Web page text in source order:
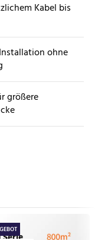
Kabel bis
ohne
größere